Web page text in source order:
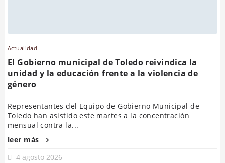
Actualidad
El Gobierno municipal de Toledo reivindica la
unidad y la educación frente a la violencia de
género
Representantes del Equipo de Gobierno Municipal de
Toledo han asistido este martes a la concentración
mensual contra la...
leer más
4 agosto 2026